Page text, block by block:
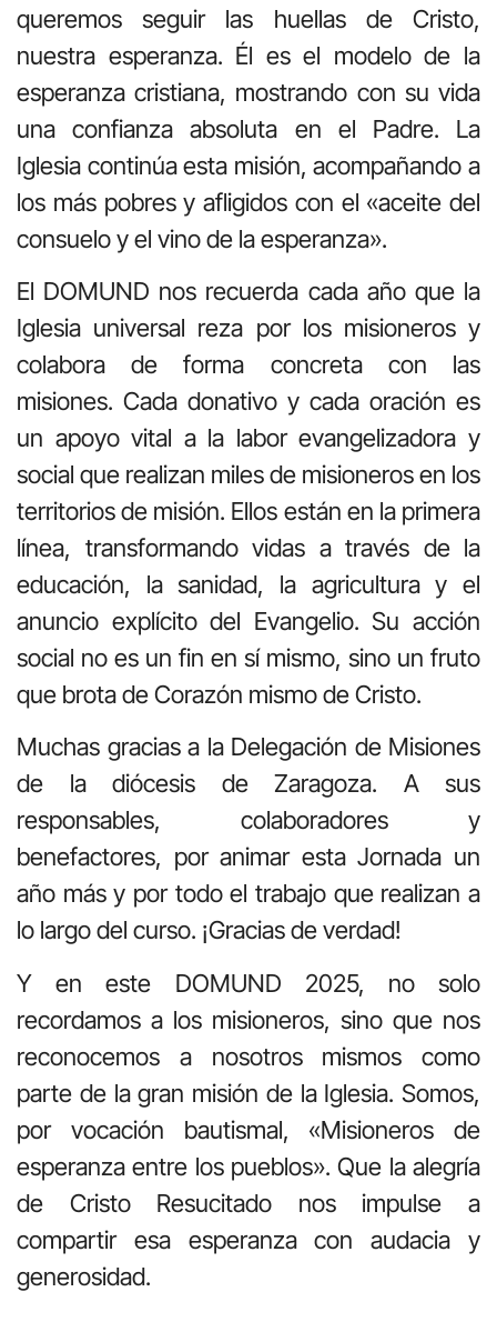
queremos seguir las huellas de Cristo,
nuestra esperanza. Él es el modelo de la
esperanza cristiana, mostrando con su vida
una confianza absoluta en el Padre. La
Iglesia continúa esta misión, acompañando a
los más pobres y afligidos con el «aceite del
consuelo y el vino de la esperanza».
El DOMUND nos recuerda cada año que la
Iglesia universal reza por los misioneros y
colabora de forma concreta con las
misiones. Cada donativo y cada oración es
un apoyo vital a la labor evangelizadora y
social que realizan miles de misioneros en los
territorios de misión. Ellos están en la primera
línea, transformando vidas a través de la
educación, la sanidad, la agricultura y el
anuncio explícito del Evangelio. Su acción
social no es un fin en sí mismo, sino un fruto
que brota de Corazón mismo de Cristo.
Muchas gracias a la Delegación de Misiones
de la diócesis de Zaragoza. A sus
responsables, colaboradores y
benefactores, por animar esta Jornada un
año más y por todo el trabajo que realizan a
lo largo del curso. ¡Gracias de verdad!
Y en este DOMUND 2025, no solo
recordamos a los misioneros, sino que nos
reconocemos a nosotros mismos como
parte de la gran misión de la Iglesia. Somos,
por vocación bautismal, «Misioneros de
esperanza entre los pueblos». Que la alegría
de Cristo Resucitado nos impulse a
compartir esa esperanza con audacia y
generosidad.